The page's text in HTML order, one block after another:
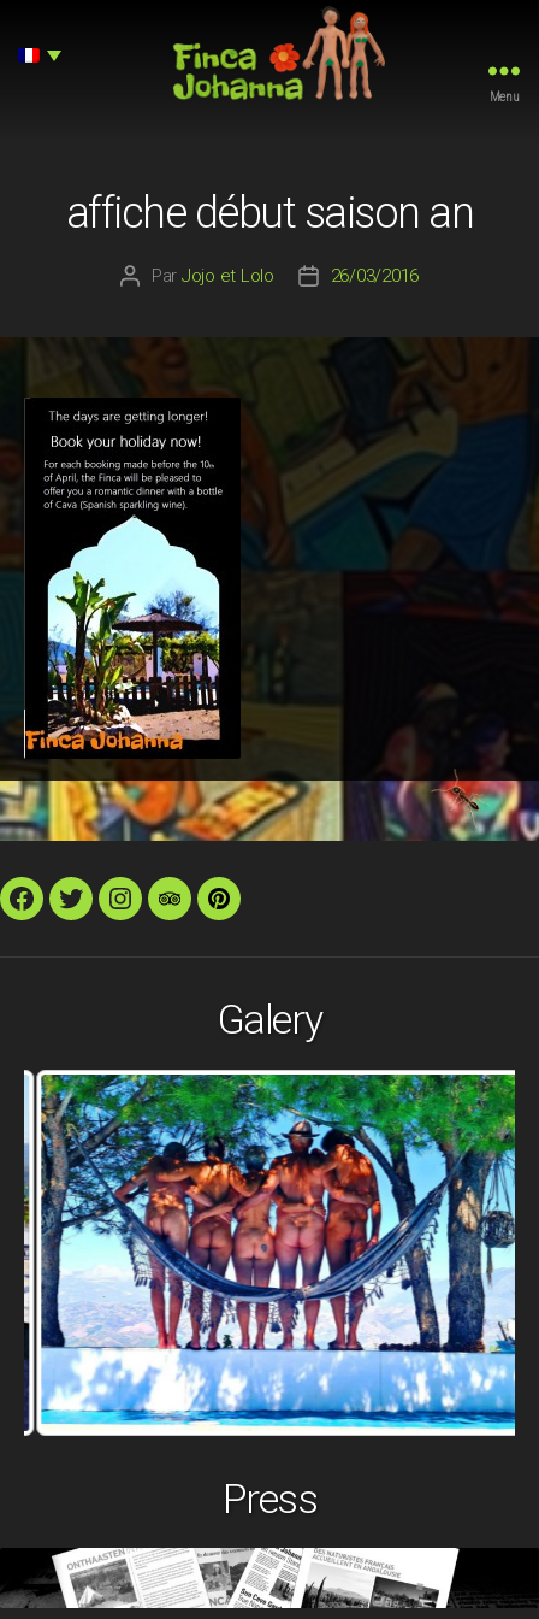
Menu
affiche début saison an
Auteur
Par Jojo et Lolo
Date26/03/2016
Facebook
TwitterInstagramTripAdvisor
Pinterest
Galery
Press